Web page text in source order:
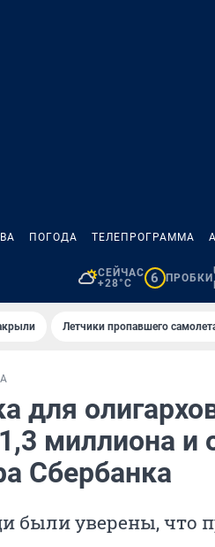
ПОГОДА ТЕЛЕПРОГРАММА
СЕЙЧАС
+28°C
6 ПРОБКИ
Летчики пропавшего
для
миллиона и
Сбербанка
были уверены, что